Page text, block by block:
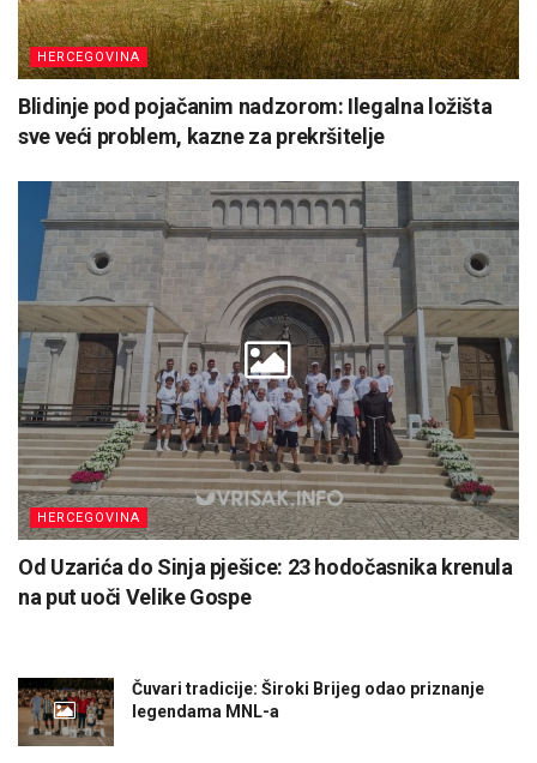
HERCEGOVINA
Blidinje pod pojačanim nadzorom: Ilegalna ložišta
sve veći problem, kazne za prekršitelje
HERCEGOVINA
Od Uzarića do Sinja pješice: 23 hodočasnika krenula
na put uoči Velike Gospe
Čuvari tradicije: Široki Brijeg odao priznanje
legendama MNL-a